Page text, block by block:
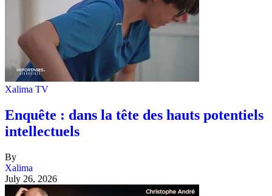
Xalima TV
Enquête : dans la tête des hauts potentiels
intellectuels
By
Xalima
July 26, 2026